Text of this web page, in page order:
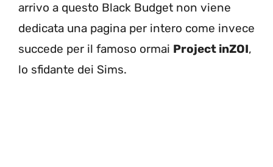
arrivo a questo Black Budget non viene
dedicata una pagina per intero come invece
succede per il famoso ormai Project inZOI,
lo sfidante dei Sims.